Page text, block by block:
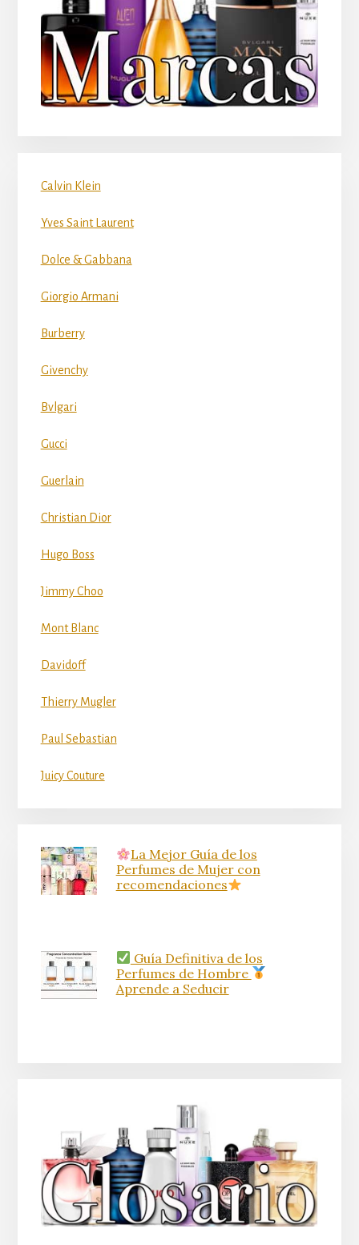
Calvin Klein
Yves Saint Laurent
Dolce & Gabbana
Giorgio Armani
Burberry
Givenchy
Bvlgari
Gucci
Guerlain
Christian Dior
Hugo Boss
Jimmy Choo
Mont Blanc
Davidoff
Thierry Mugler
Paul Sebastian
Juicy Couture
La Mejor Guía de los
Perfumes de Mujer con
recomendaciones
Guía Definitiva de los
Perfumes de Hombre
Aprende a Seducir